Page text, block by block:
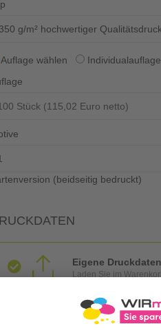
350 g/m² hochwertiger
Auflage wählen
Individualauflage
(beidseitig bedruckt)
Eigene Druckdaten
Laden Sie im
Unser Kreativteam